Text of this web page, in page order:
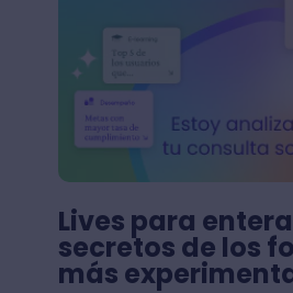
Lives para
secretos de los
más